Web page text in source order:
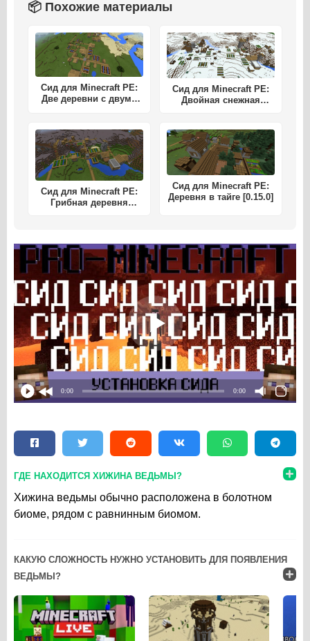
📦 Похожие материалы
Сид для Minecraft PE:
Две деревни с двумя
Сид для Minecraft PE:
Двойная снежная
Сид для Minecraft PE:
Грибная деревня
Сид для Minecraft PE:
Деревня в тайге [0.15.0]
0:00 0:00
ГДЕ НАХОДИТСЯ ХИЖИНА ВЕДЬМЫ?
Хижина ведьмы обычно расположена в болотном
биоме, рядом с равнинным биомом.
КАКУЮ СЛОЖНОСТЬ НУЖНО УСТАНОВИТЬ ДЛЯ ПОЯВЛЕНИЯ
ВЕДЬМЫ?